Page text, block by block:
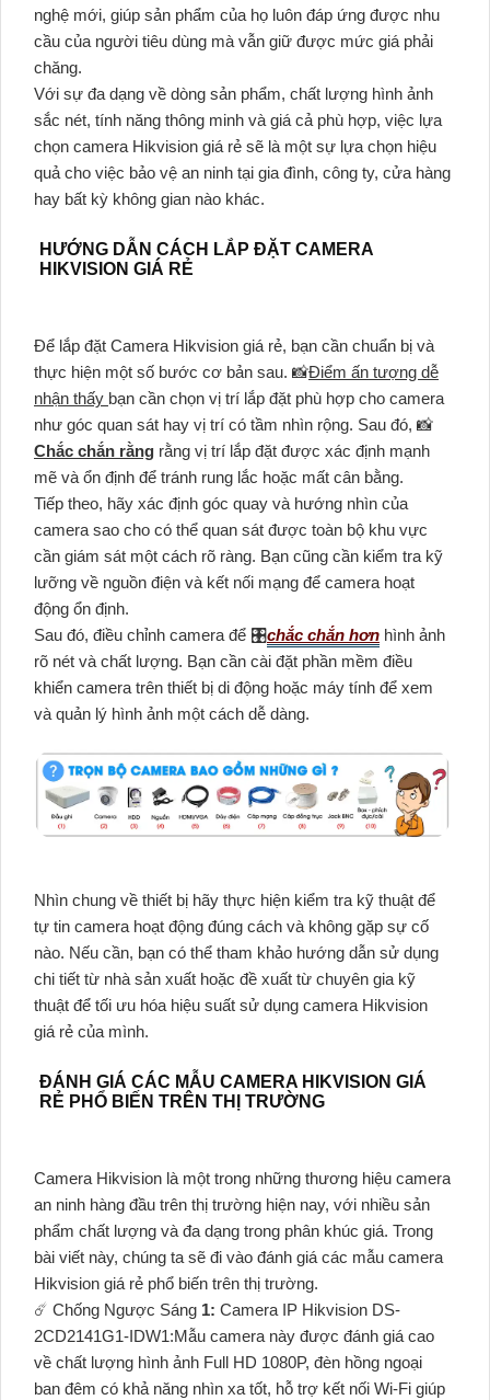
nghệ mới, giúp sản phẩm của họ luôn đáp ứng được nhu
cầu của người tiêu dùng mà vẫn giữ được mức giá phải
chăng.
Với sự đa dạng về dòng sản phẩm, chất lượng hình ảnh
sắc nét, tính năng thông minh và giá cả phù hợp, việc lựa
chọn camera Hikvision giá rẻ sẽ là một sự lựa chọn hiệu
quả cho việc bảo vệ an ninh tại gia đình, công ty, cửa hàng
hay bất kỳ không gian nào khác.
HƯỚNG DẪN CÁCH LẮP ĐẶT CAMERA
HIKVISION GIÁ RẺ
Để lắp đặt Camera Hikvision giá rẻ, bạn cần chuẩn bị và
thực hiện một số bước cơ bản sau. 📸Điểm ấn tượng dễ
nhận thấy bạn cần chọn vị trí lắp đặt phù hợp cho camera
như góc quan sát hay vị trí có tầm nhìn rộng. Sau đó, 📸
Chắc chắn rằng rằng vị trí lắp đặt được xác định mạnh
mẽ và ổn định để tránh rung lắc hoặc mất cân bằng.
Tiếp theo, hãy xác định góc quay và hướng nhìn của
camera sao cho có thể quan sát được toàn bộ khu vực
cần giám sát một cách rõ ràng. Bạn cũng cần kiểm tra kỹ
lưỡng về nguồn điện và kết nối mạng để camera hoạt
động ổn định.
Sau đó, điều chỉnh camera để 🎛chắc chắn hơn hình ảnh
rõ nét và chất lượng. Bạn cần cài đặt phần mềm điều
khiển camera trên thiết bị di động hoặc máy tính để xem
và quản lý hình ảnh một cách dễ dàng.
Nhìn chung về thiết bị hãy thực hiện kiểm tra kỹ thuật để
tự tin camera hoạt động đúng cách và không gặp sự cố
nào. Nếu cần, bạn có thể tham khảo hướng dẫn sử dụng
chi tiết từ nhà sản xuất hoặc đề xuất từ chuyên gia kỹ
thuật để tối ưu hóa hiệu suất sử dụng camera Hikvision
giá rẻ của mình.
ĐÁNH GIÁ CÁC MẪU CAMERA HIKVISION GIÁ
RẺ PHỔ BIẾN TRÊN THỊ TRƯỜNG
Camera Hikvision là một trong những thương hiệu camera
an ninh hàng đầu trên thị trường hiện nay, với nhiều sản
phẩm chất lượng và đa dạng trong phân khúc giá. Trong
bài viết này, chúng ta sẽ đi vào đánh giá các mẫu camera
Hikvision giá rẻ phổ biến trên thị trường.
☄️ Chống Ngược Sáng 1: Camera IP Hikvision DS-
2CD2141G1-IDW1:Mẫu camera này được đánh giá cao
về chất lượng hình ảnh Full HD 1080P, đèn hồng ngoại
ban đêm có khả năng nhìn xa tốt, hỗ trợ kết nối Wi-Fi giúp